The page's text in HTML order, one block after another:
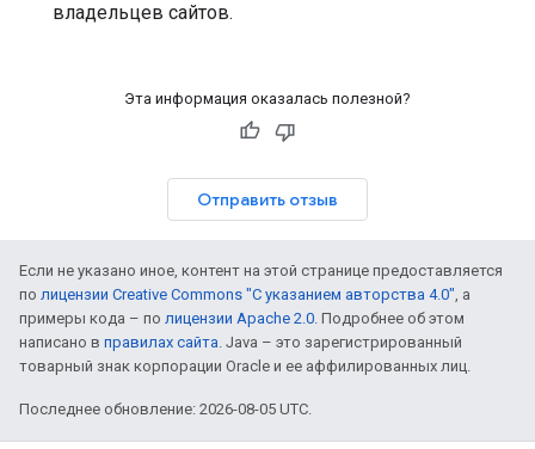
владельцев сайтов.
Эта информация оказалась полезной?
Отправить отзыв
Если не указано иное, контент на этой странице предоставляется
по лицензии Creative Commons "С указанием авторства 4.0", а
примеры кода – по лицензии Apache 2.0. Подробнее об этом
написано в правилах сайта. Java – это зарегистрированный
товарный знак корпорации Oracle и ее аффилированных лиц.
Последнее обновление: 2026-08-05 UTC.